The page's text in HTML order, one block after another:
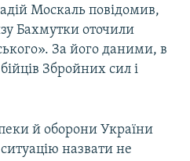
Москаль повідомив,
Бахмутки оточили
За його даними, в
Збройних сил і
й оборони України
назвати не